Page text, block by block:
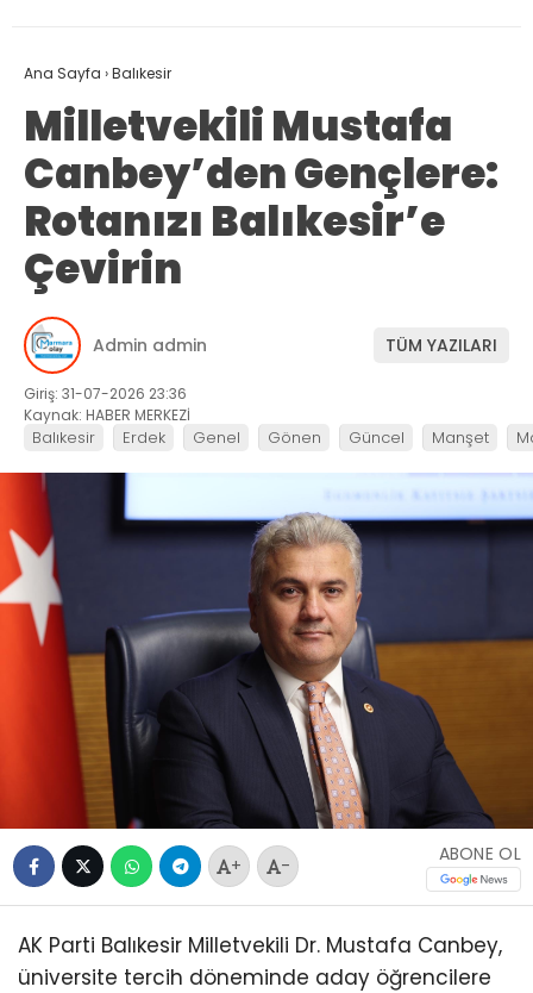
Ana Sayfa ›Balıkesir
Milletvekili Mustafa
Canbey’den Gençlere:
Rotanızı Balıkesir’e
Çevirin
Admin admin TÜM YAZILARI
Giriş: 31-07-2026 23:36
Kaynak: HABER MERKEZİ
Balıkesir Erdek Genel Gönen Güncel Manşet
+ -
ABONE OL
AK Parti Balıkesir Milletvekili Dr. Mustafa Canbey,
üniversite tercih döneminde aday öğrencilere